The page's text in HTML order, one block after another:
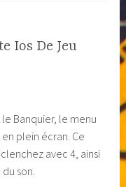
Ios De Jeu
Banquier, le menu
plein écran. Ce
avec 4, ainsi
son.